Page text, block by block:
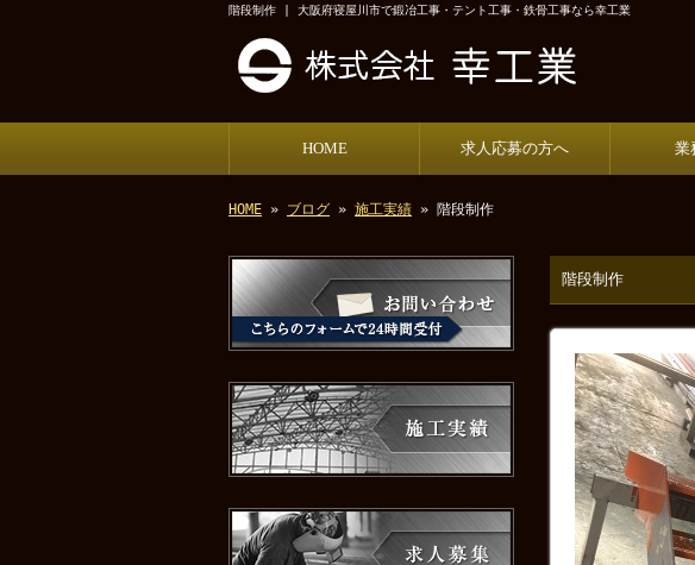
階段制作 | 大阪府寝屋川市で鍛冶工事・テント工事・鉄骨工事なら幸工業
HOME 求人応募の方へ 業
HOME » ブログ » 施工実績 » 階段制作
階段制作